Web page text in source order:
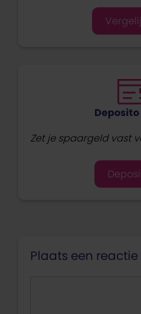
Zet je spaargeld vast
Plaats een reactie